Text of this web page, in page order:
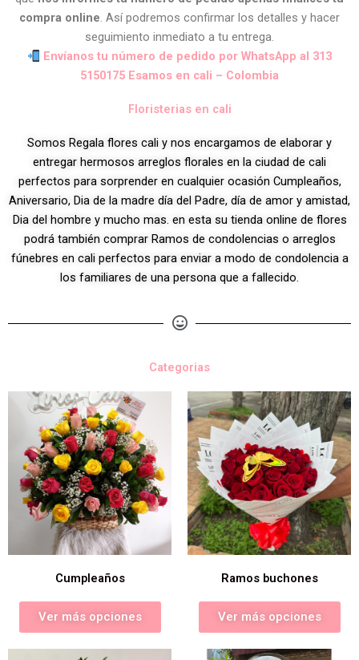
compra online. Así podremos confirmar los detalles y hacer
seguimiento inmediato a tu entrega.
Envíanos tu número de pedido por WhatsApp al 313
5150175 Esamos en cali – Colombia
Floristerias en cali
Somos Regala flores cali y nos encargamos de elaborar y
entregar hermosos arreglos florales en la ciudad de cali
perfectos para sorprender en cualquier ocasión Cumpleaños,
Aniversario, Dia de la madre día del Padre, día de amor y amistad,
Dia del hombre y mucho mas. en esta su tienda online de flores
podrá también comprar Ramos de condolencias o arreglos
fúnebres en cali perfectos para enviar a modo de condolencia a
los familiares de una persona que a fallecido.
Categorias
Cumpleaños
Ver más opciones
Ramos buchones
Ver más opciones